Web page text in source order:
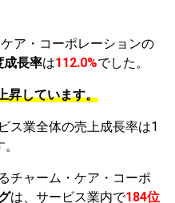
ア・コーポレーションの
成長率は112.0%でした。
昇しています。
ス業全体の売上成長率は1
チャーム・ケア・コーポ
は、サービス業内で184位